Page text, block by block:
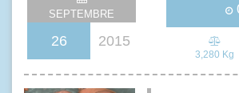
SEPTEMBRE
26 2015
3,280 Kg